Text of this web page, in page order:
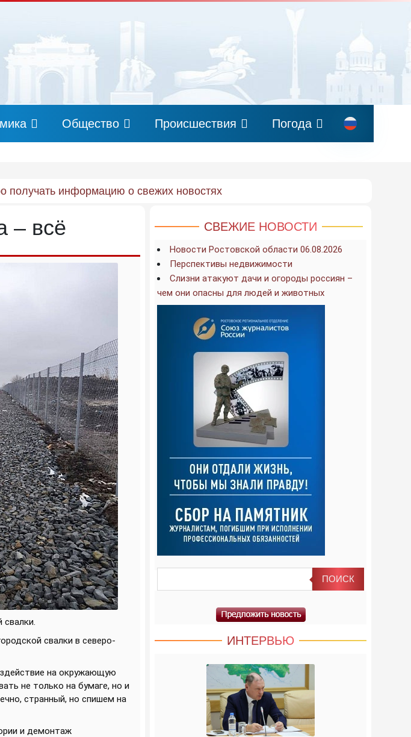
Общество Происшествия Погода
получать информацию о свежих новостях
– всё
свалки.
свалки в северо-
на окружающую
не только на бумаге, но и
странный, но спишем на
и демонтаж
СВЕЖИЕ НОВОСТИ
Новости Ростовской области 06.08.2026
Перспективы недвижимости
Слизни атакуют дачи и огороды россиян –
чем они опасны для людей и животных
ИНТЕРВЬЮ